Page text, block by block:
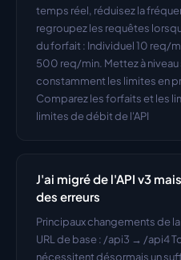
temps réel, réduisez la
regroupez les requêtes
du forfait : Individuel 10 req/
500 req/min. Mettez à
constamment les limites en
Comparez les forfaits et les
limites de débit de l'API
J'ai migré de l'API v3
des erreurs
Principaux changements de
URL de base : /api3 → /api4
nécessitent désormais un